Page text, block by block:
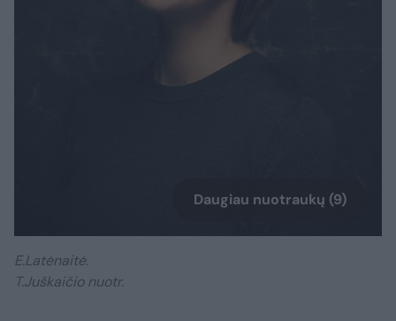
Daugiau nuotraukų (9)
E.Latėnaitė.
T.Juškaičio nuotr.